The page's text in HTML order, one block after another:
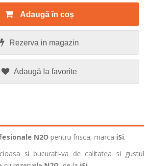
Adaugă în coș
Rezerva in magazin
Adaugă la favorite
N2O pentru frisca, marca iSi.
si bucurati-va de calitatea si gustul